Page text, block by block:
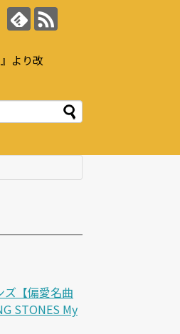
より改
ズ【偏愛名曲
STONES My